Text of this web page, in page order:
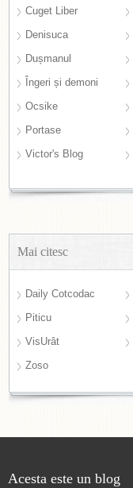
Cuget Liber
Denisuca
Dușmanul
Îngeri și demoni
Ocsike
Portase
Victor's Blog
Mai citesc
Daily Cotcodac
Piticu
VisUrât
Zoso
Acesta este un blog